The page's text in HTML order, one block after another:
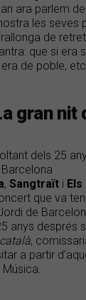
ara parlem de
les seves
de
que si era
de poble,
gran nit
dels 25
, Sangtraït i Els
que va
de
anys després
,
a partir